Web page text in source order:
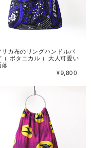
リカ布のリングハンドルバ
（ ボタニカル ）大人可愛い
落
¥9,800